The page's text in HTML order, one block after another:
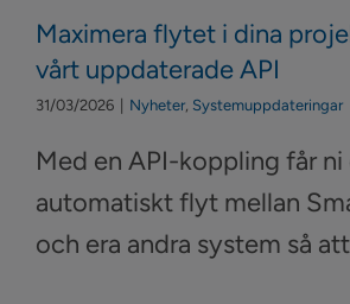
Maximera flytet i dina
vårt uppdaterade API
31/03/2026 | Nyheter Systemuppdateringar
Med en API-koppling får
automatiskt flyt mellan
och era andra system så